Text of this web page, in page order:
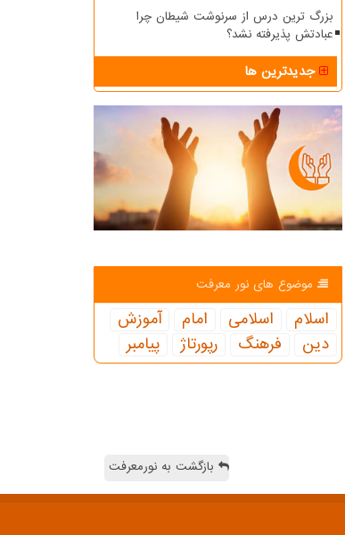
بزرگ ترین درس از سرنوشت شیطان چرا
عبادتش پذیرفته نشد؟
جدیدترین ها
موضوع های نور معرفت
اسلام اسلامی امام
آموزش
دین
فرهنگ رپورتاژ پیامبر
بازگشت به نورمعرفت